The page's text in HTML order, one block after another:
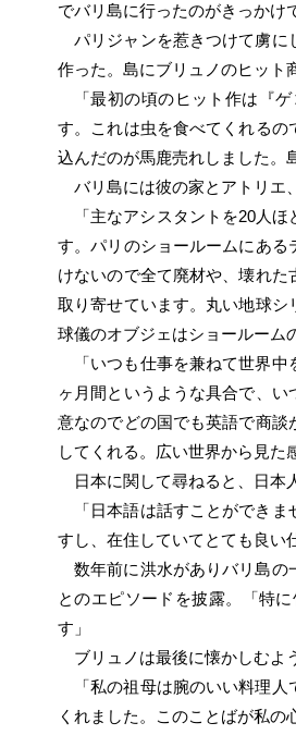
でバリ島に行ったのがきっかけ
パリジャンを惹きつけて虜に
作った。島にブリュノのヒット
「最初の頃のヒット作は『
す。これは虫を食べてくれる
込んだのが馬鹿売れしました。
バリ島には彼の家とアトリエ
「主なアシスタントを20人
す。パリのショールームにあ
けないので全て廃材や、壊れ
取り寄せています。丸い地球
球儀のオブジェはショールーム
「いつも仕事を兼ねて世界
ヶ月間というような具合で、
意なのでどの国でも英語で商
してくれる。広い世界から見た
日本に関して尋ねると、日本
「日本語は話すことができ
すし、在住していてとても良い
数年前に洪水がありバリ島
とのエピソードを披露。「特
す」
ブリュノは最後に懐かしむよ
「私の祖母は腕のいい料理
くれました。このことばが私の